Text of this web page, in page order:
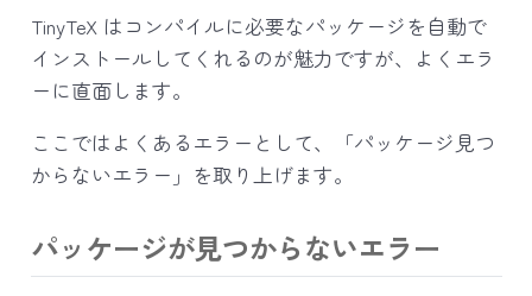
TinyTeX はコンパイルに必要なパッケージを自動で
インストールしてくれるのが魅力ですが、よくエラ
ーに直面します。
ここではよくあるエラーとして、「パッケージ見つ
からないエラー」を取り上げます。
パッケージが見つからないエラー